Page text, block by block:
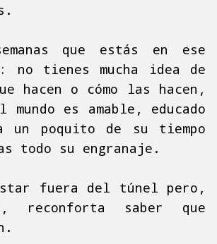
que estás en ese
no tienes mucha idea de
hacen o cómo las hacen,
es amable, educado
un poquito de su tiempo
todo su engranaje.
fuera del túnel pero,
reconforta saber que